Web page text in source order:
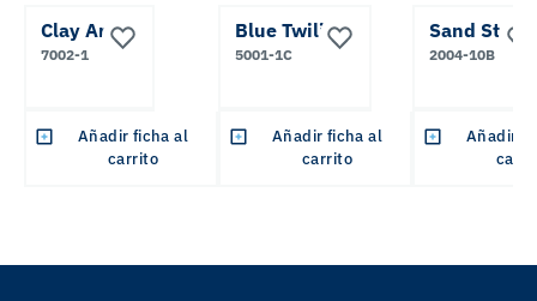
Clay Angel
7002-1
Añadir ficha al
carrito
Blue Twilight
5001-1C
Añadir ficha al
carrito
Sand Storm
2004-10B
Añadir